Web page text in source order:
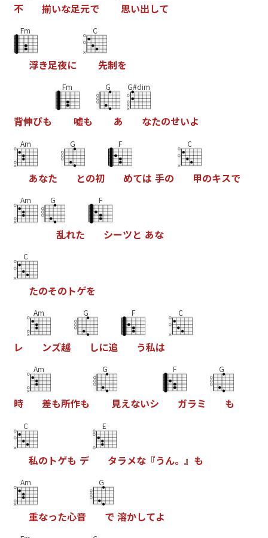
不 揃いな足元で 思い出して
Fm
浮き足夜に
C
先制を
背伸びも
Fm
嘘も
G
あ
G#dim
なたのせいよ
Am
あなた
G
との初
F
めては 手の
C
甲のキスで
Am G
乱れた
F
シーツと あな
C
たのその トゲを
レ
Am
ンズ越
G
しに追
F
う私は
C
時
Am
差も所作も
G
見えないシ
F
ガラミ
G
も
C
私の トゲも デ
E
タラメな『うん。 』 も
Am
重なった心音
G
で 溶かしてよ